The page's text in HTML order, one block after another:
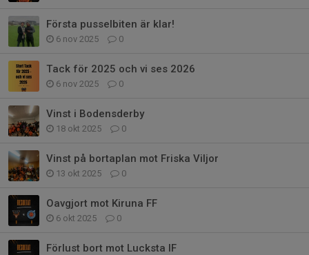
Första pusselbiten är klar!
6 nov 2025 0
Tack för 2025 och vi ses 2026
6 nov 2025 0
Vinst i Bodensderby
18 okt 2025 0
Vinst på bortaplan mot Friska Viljor
13 okt 2025 0
Oavgjort mot Kiruna FF
6 okt 2025 0
Förlust bort mot Lucksta IF